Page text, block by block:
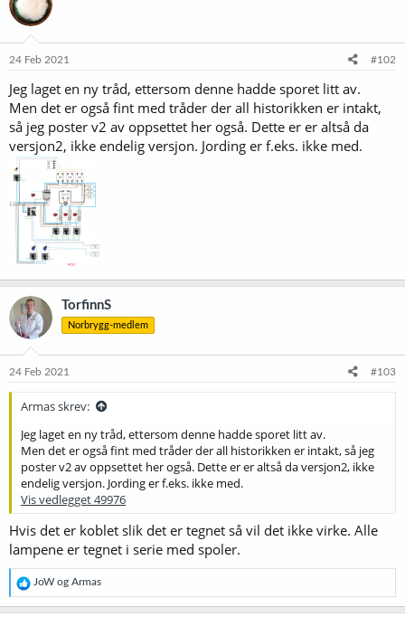
Spørsmålet er om disse bryterne skal styre egne releer, eller om det
er unødvendig når hvert element er styrt av en SSR?
Jeg ser for eksempel her at Franknh har lagt til to releer før SSR og
Brewpower selger også av/på brytere til elementene med releer
(men disse er vel da tenkt uten SSR i tilleg)
o
e
:
24 Feb 2021 #102
Jeg laget en ny tråd, ettersom denne hadde sporet litt av.
Men det er også fint med tråder der all historikken er intakt,
så jeg poster v2 av oppsettet her også. Dette er er altså da
versjon2, ikke endelig versjon. Jording er f.eks. ikke med.
TorfinnS
Norbrygg-medlem
24 Feb 2021 #103
Armas skrev:
Jeg laget en ny tråd, ettersom denne hadde sporet litt av.
Men det er også fint med tråder der all historikken er intakt, så jeg
poster v2 av oppsettet her også. Dette er er altså da versjon2, ikke
endelig versjon. Jording er f.eks. ikke med.
Vis vedlegget 49976
Hvis det er koblet slik det er tegnet så vil det ikke virke. Alle
lampene er tegnet i serie med spoler.
R
e
a
JoW og Armas